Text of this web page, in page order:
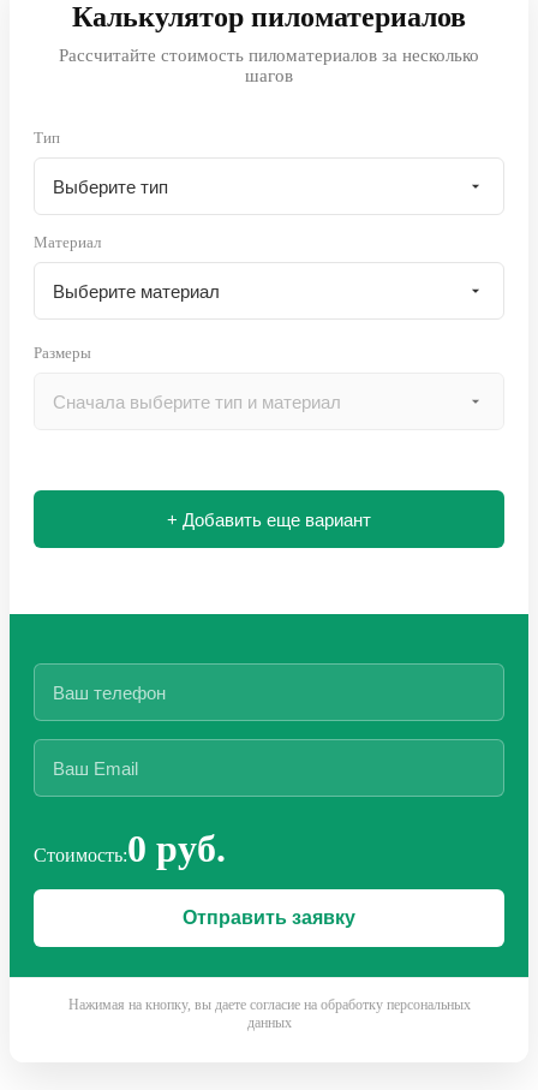
Калькулятор пиломатериалов
Рассчитайте стоимость пиломатериалов за несколько
шагов
Тип
Материал
Размеры
+ Добавить еще вариант
Стоимость:0 руб.
Нажимая на кнопку, вы даете согласие на обработку персональных
данных